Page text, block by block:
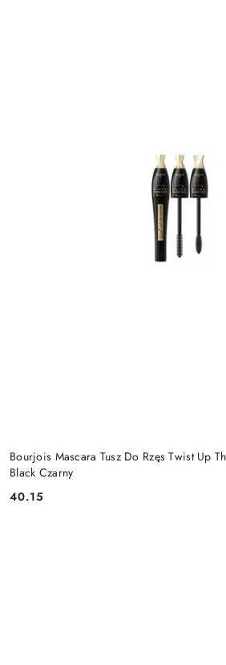
Bourjois Mascara Tusz Do Rzęs Twist Up
Black Czarny
Cena:
40.15